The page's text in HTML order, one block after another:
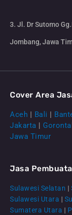
3. Jl. Dr Sutomo
Jombang, Jawa
Cover Area
Aceh | Bali |
Jakarta |
Jawa Timur
Jasa
Sulawesi Selatan |
Sulawesi Utara |
Sumatera Utara |